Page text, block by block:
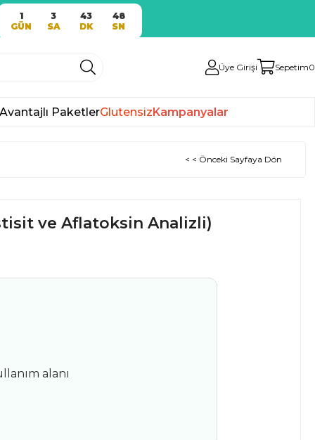
1
GÜN
3
SA
43
DK
47
SN
Üye Girişi Sepetim0
Avantajlı PaketlerGlutensizKampanyalar
< < Önceki Sayfaya Dön
ve Aflatoksin Analizli)
alanı